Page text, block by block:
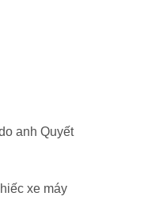
anh Quyết
xe máy